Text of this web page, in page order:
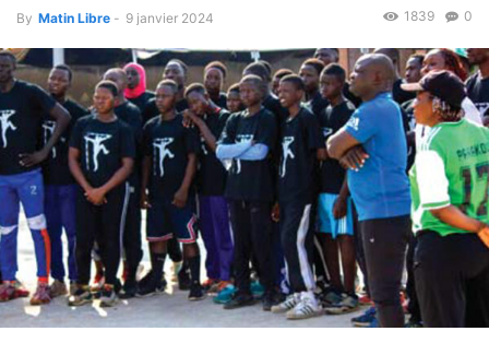
By Matin Libre - 9 janvier 2024 0
1839